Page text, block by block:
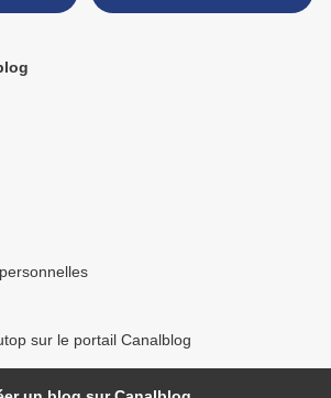
formation >
sur le portail Canalblog